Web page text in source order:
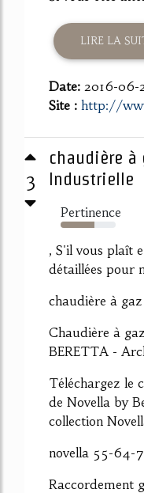
LIRE LA
Date: 2016-06-
Site : http://
3
chaudière à
Industrielle
Pertinence
62%
, S'il vous plaît
détaillées pour
chaudière à
Chaudière à
BERETTA -
Téléchargez le
de Novella by
collection
novella 55-64-
Raccordement